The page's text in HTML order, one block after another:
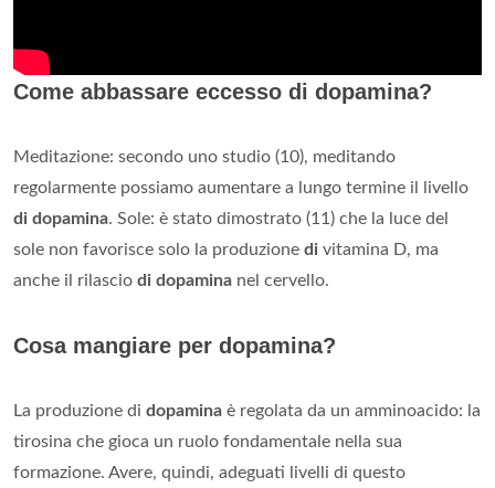
Come abbassare eccesso di dopamina?
Meditazione: secondo uno studio (10), meditando
regolarmente possiamo aumentare a lungo termine il livello
di dopamina. Sole: è stato dimostrato (11) che la luce del
sole non favorisce solo la produzione di vitamina D, ma
anche il rilascio di dopamina nel cervello.
Cosa mangiare per dopamina?
La produzione di dopamina è regolata da un amminoacido: la
tirosina che gioca un ruolo fondamentale nella sua
formazione. Avere, quindi, adeguati livelli di questo